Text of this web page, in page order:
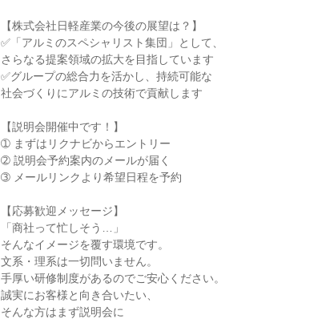
【株式会社日軽産業の今後の展望は？】
✅「アルミのスペシャリスト集団」として、
さらなる提案領域の拡大を目指しています
✅グループの総合力を活かし、持続可能な
社会づくりにアルミの技術で貢献します
【説明会開催中です！】
➀ まずはリクナビからエントリー
➁ 説明会予約案内のメールが届く
➂ メールリンクより希望日程を予約
【応募歓迎メッセージ】
「商社って忙しそう…」
そんなイメージを覆す環境です。
文系・理系は一切問いません。
手厚い研修制度があるのでご安心ください。
誠実にお客様と向き合いたい、
そんな方はまず説明会に